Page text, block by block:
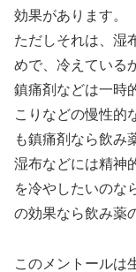
効果があります。
ただしそれは、湿
めで、冷えている
鎮痛剤などは一時
こりなどの慢性的
も鎮痛剤なら飲み
湿布などには精神
を冷やしたいのな
の効果なら飲み薬
このメントールは